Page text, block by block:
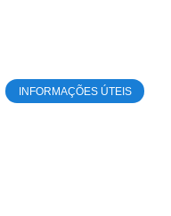
INFORMAÇÕES ÚTEIS